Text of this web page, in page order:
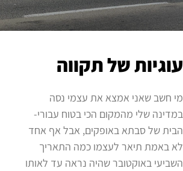
עוגיות של תקווה
מי חשב שאני אמצא את עצמי נסה
במדינה שלי מהמקום הכי בטוח עבורי-
הבית של סבתא באופקים, אבל אף אחד
לא באמת תיאר לעצמו כמה התאריך
השביעי באוקטובר שהיה נראה עד לאותו